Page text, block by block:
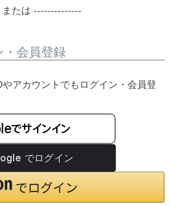
たは --------------
・会員登録
アカウントでもログイン・会員登
サインイン